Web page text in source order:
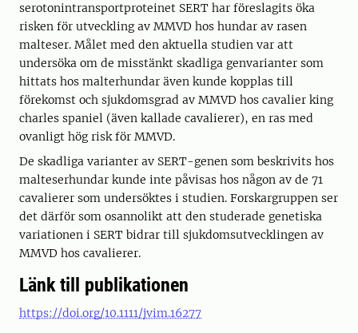
serotonintransportproteinet SERT har föreslagits öka
risken för utveckling av MMVD hos hundar av rasen
malteser. Målet med den aktuella studien var att
undersöka om de misstänkt skadliga genvarianter som
hittats hos malterhundar även kunde kopplas till
förekomst och sjukdomsgrad av MMVD hos cavalier king
charles spaniel (även kallade cavalierer), en ras med
ovanligt hög risk för MMVD.
De skadliga varianter av SERT-genen som beskrivits hos
malteserhundar kunde inte påvisas hos någon av de 71
cavalierer som undersöktes i studien. Forskargruppen ser
det därför som osannolikt att den studerade genetiska
variationen i SERT bidrar till sjukdomsutvecklingen av
MMVD hos cavalierer.
Länk till publikationen
https://doi.org/10.1111/jvim.16277